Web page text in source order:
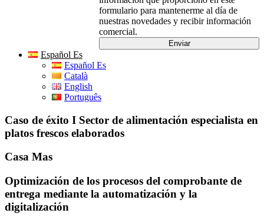
formulario para mantenerme al día de
nuestras novedades y recibir información
comercial.
Español Es
Español Es
Català
English
Português
Caso de éxito I Sector de alimentación especialista en
platos frescos elaborados
Casa Mas
Optimización de los procesos del comprobante de
entrega mediante la automatización y la
digitalización